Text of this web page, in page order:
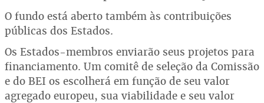
O fundo está aberto também às contribuições
públicas dos Estados.
Os Estados-membros enviarão seus projetos para
financiamento. Um comitê de seleção da Comissão
e do BEI os escolherá em função de seu valor
agregado europeu, sua viabilidade e seu valor